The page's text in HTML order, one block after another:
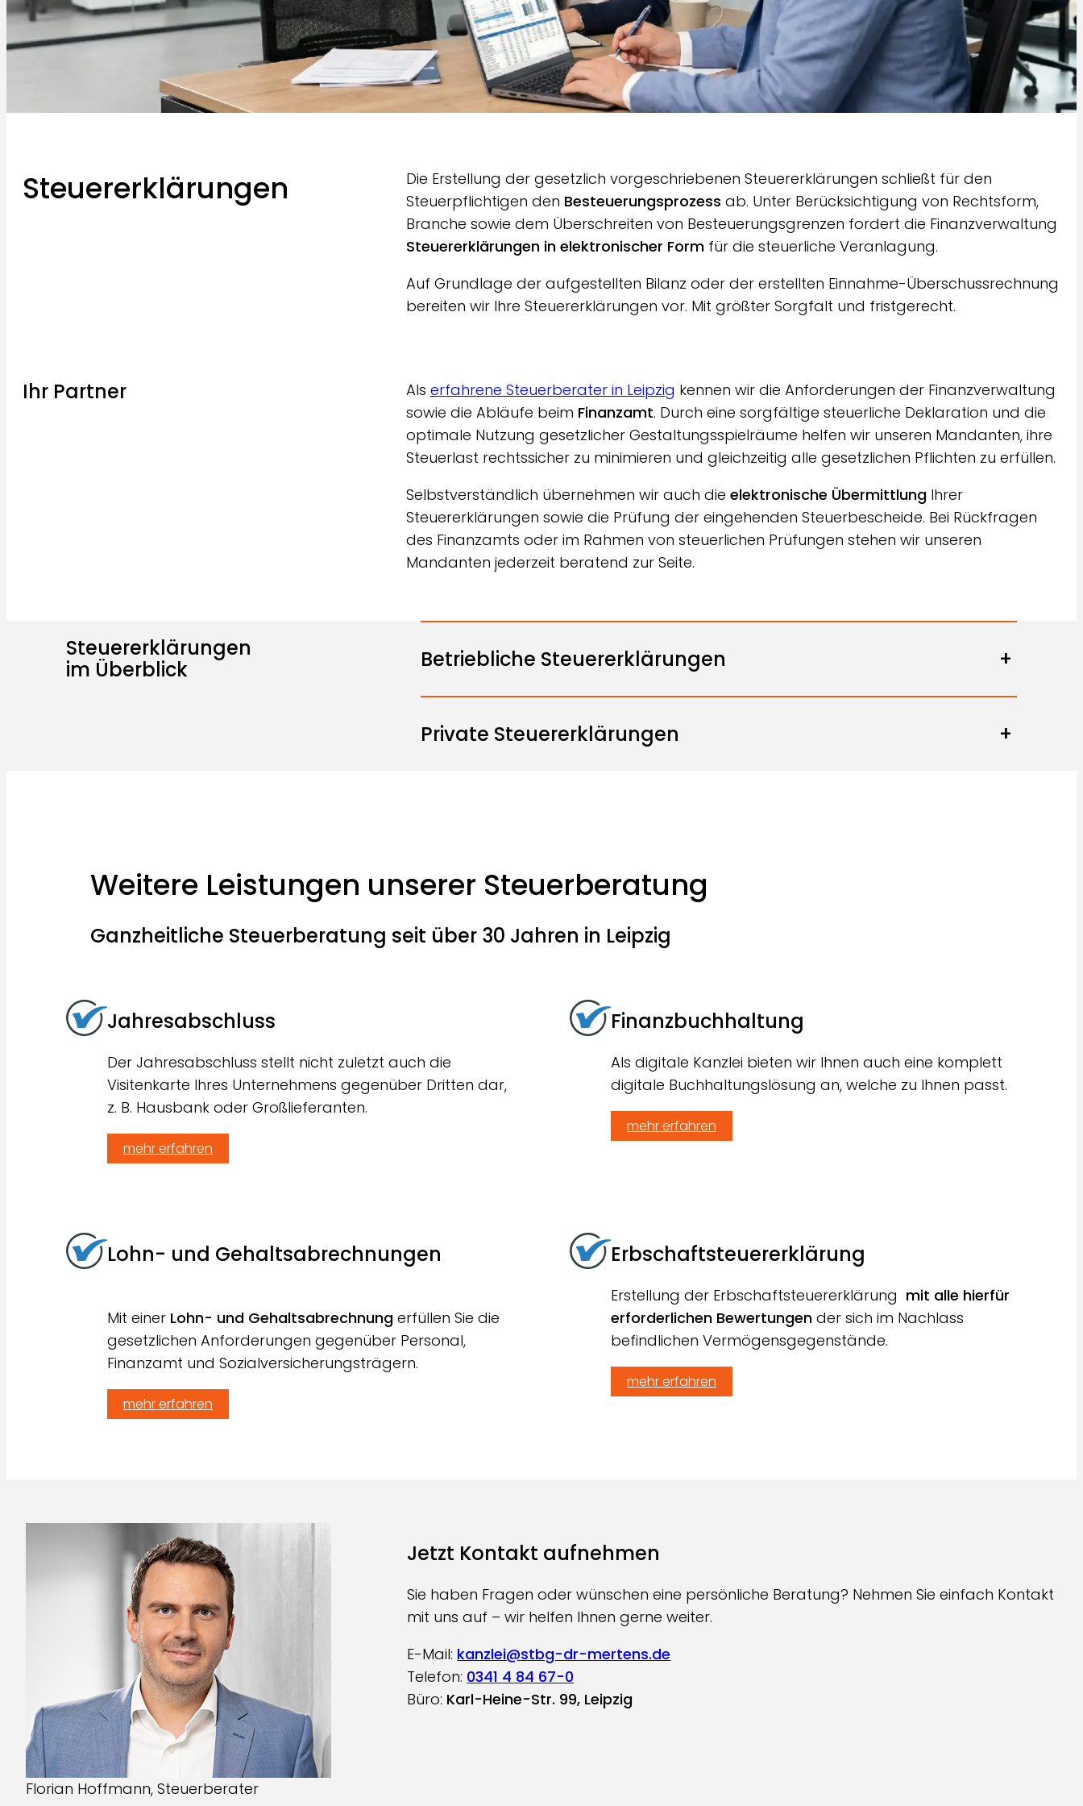
Steuererklärungen
Die Erstellung der gesetzlich vorgeschriebenen Steuererklärungen schließt für den
Steuerpflichtigen den Besteuerungsprozess ab. Unter Berücksichtigung von Rechtsform,
Branche sowie dem Überschreiten von Besteuerungsgrenzen fordert die Finanzverwaltung
Steuererklärungen in elektronischer Form für die steuerliche Veranlagung.
Auf Grundlage der aufgestellten Bilanz oder der erstellten Einnahme-Überschussrechnung
bereiten wir Ihre Steuererklärungen vor. Mit größter Sorgfalt und fristgerecht.
Ihr Partner Als erfahrene Steuerberater in Leipzig kennen wir die Anforderungen der Finanzverwaltung
sowie die Abläufe beim Finanzamt. Durch eine sorgfältige steuerliche Deklaration und die
optimale Nutzung gesetzlicher Gestaltungsspielräume helfen wir unseren Mandanten, ihre
Steuerlast rechtssicher zu minimieren und gleichzeitig alle gesetzlichen Pflichten zu erfüllen.
Selbstverständlich übernehmen wir auch die elektronische Übermittlung Ihrer
Steuererklärungen sowie die Prüfung der eingehenden Steuerbescheide. Bei Rückfragen
des Finanzamts oder im Rahmen von steuerlichen Prüfungen stehen wir unseren
Mandanten jederzeit beratend zur Seite.
Steuererklärungen
im Überblick
Betriebliche Steuererklärungen +
Private Steuererklärungen +
Weitere Leistungen unserer Steuerberatung
Ganzheitliche Steuerberatung seit über 30 Jahren in Leipzig
Jahresabschluss
Der Jahresabschluss stellt nicht zuletzt auch die
Visitenkarte Ihres Unternehmens gegenüber Dritten dar,
z. B. Hausbank oder Großlieferanten.
mehr erfahren
Finanzbuchhaltung
Als digitale Kanzlei bieten wir Ihnen auch eine komplett
digitale Buchhaltungslösung an, welche zu Ihnen passt.
mehr erfahren
Lohn- und Gehaltsabrechnungen
Mit einer Lohn- und Gehaltsabrechnung erfüllen Sie die
gesetzlichen Anforderungen gegenüber Personal,
Finanzamt und Sozialversicherungsträgern.
mehr erfahren
Erbschaftsteuererklärung
Erstellung der Erbschaftsteuererklärung mit alle hierfür
erforderlichen Bewertungen der sich im Nachlass
befindlichen Vermögensgegenstände.
mehr erfahren
Florian Hoffmann, Steuerberater
Jetzt Kontakt aufnehmen
Sie haben Fragen oder wünschen eine persönliche Beratung? Nehmen Sie einfach Kontakt
mit uns auf – wir helfen Ihnen gerne weiter.
E-Mail: kanzlei@stbg-dr-mertens.de
Telefon: 0341 4 84 67-0
Büro: Karl-Heine-Str. 99, Leipzig